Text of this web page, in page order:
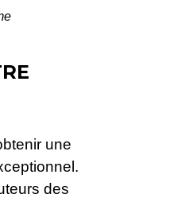
une
des